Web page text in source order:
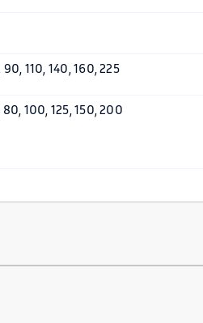
110, 140, 160, 225
80, 100, 125, 150, 200